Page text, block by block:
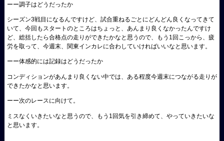
ーー調子はどうだったか
シーズン3戦目になるんですけど、試合重ねるごとにどんどん良くなってきて
いて、今回もスタートのところはちょっと、あんまり良くなかったんですけ
ど、総括したら合格点の走りができたかなと思うので、もう1回こっから、疲
労を取って、今週末、関東インカレに合わしていければいいなと思います。
ーー体感的には記録はどうだったか
コンディションがあんまり良くない中では、ある程度今週末につながる走りが
できたかなと思います。
ーー次のレースに向けて。
ミスなくいきたいなと思うので、もう1回気を引き締めて、やっていきたいな
と思います。